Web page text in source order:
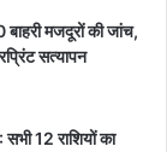
मजदूरों की जांच,
सत्यापन
12 राशियों का